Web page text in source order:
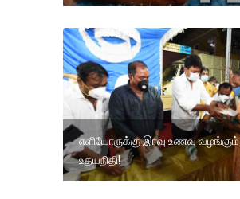
எளியோருக்கு இரவு உணவு வழங்கும்
உதயநிதி!